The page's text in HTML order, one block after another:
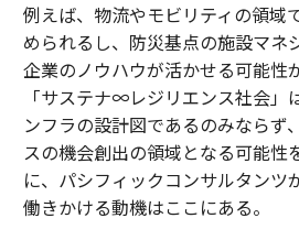
例えば、物流やモビリティの領域
められるし、防災基点の施設マネ
企業のノウハウが活かせる可能性
「サステナ∞レジリエンス社会」
ンフラの設計図であるのみならず
スの機会創出の領域となる可能性
に、パシフィックコンサルタンツ
働きかける動機はここにある。